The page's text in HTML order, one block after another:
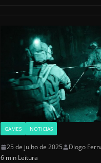
GAMES NOTICIAS
25 de julho de 2025 Diogo
6 min Leitura